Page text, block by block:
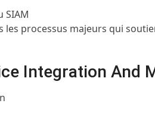
SIAM
les processus majeurs qui
Integration And